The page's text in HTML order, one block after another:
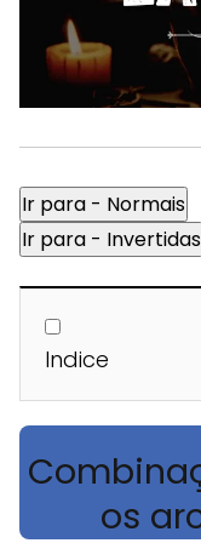
Ir para - Normais
Ir para - Invertidas
Indice
os